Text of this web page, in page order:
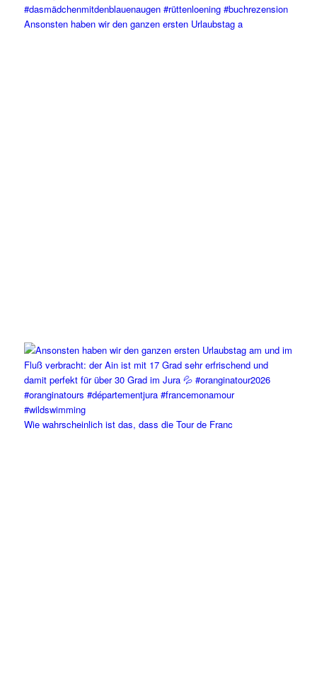
Ansonsten haben wir den ganzen ersten Urlaubstag a
Wie wahrscheinlich ist das, dass die Tour de Franc